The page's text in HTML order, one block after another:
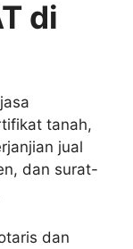
di
tanah,
jual
dan surat-
dan